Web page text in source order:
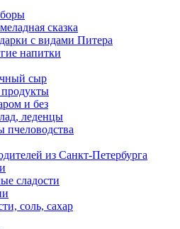
сказка
с видами Питера
напитки
сыр
продукты
и без
леденцы
из Санкт-Петербурга
сладости
соль, сахар